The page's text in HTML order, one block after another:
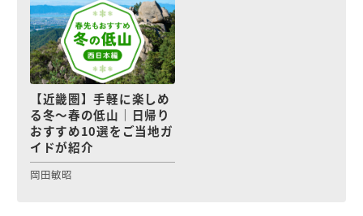
【近畿圏】手軽に楽しめ
る冬〜春の低山｜日帰り
おすすめ10選をご当地ガ
イドが紹介
岡田敏昭